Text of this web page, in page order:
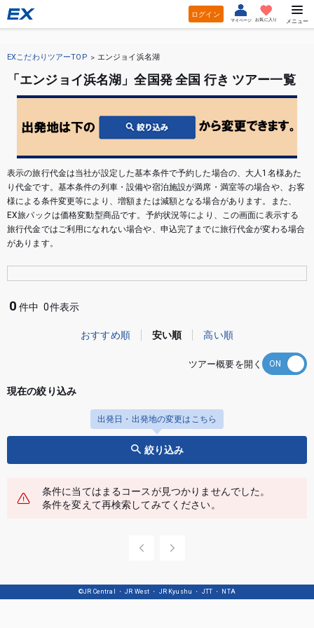
ログイン
マイページ お気に入り メニュー
EXこだわりツアーTOP エンジョイ浜名湖
「エンジョイ浜名湖」全国発 全国 行き ツアー一覧
表示の旅行代金は当社が設定した基本条件で予約した場合の、大人1名様あた
り代金です。基本条件の列車・設備や宿泊施設が満席・満室等の場合や、お客
様による条件変更等により、増額または減額となる場合があります。また、
EX旅パックは価格変動型商品です。予約状況等により、この画面に表示する
旅行代金ではご利用になれない場合や、申込完了までに旅行代金が変わる場合
があります。
出発日・出発地の変更はこちら
絞り込み
現在の絞り込み
0 件中 0件表示
おすすめ順 安い順 高い順
ツアー概要を開く
条件に当てはまるコースが見つかりませんでした。
条件を変えて再検索してみてください。
©JR Central ・ JR West ・ JR Kyushu ・ JTT ・ NTA